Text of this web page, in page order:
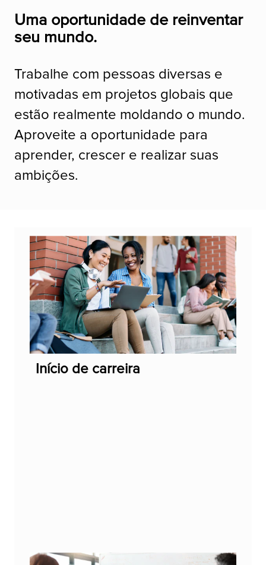
Uma oportunidade de reinventar
seu mundo.
Trabalhe com pessoas diversas e
motivadas em projetos globais que
estão realmente moldando o mundo.
Aproveite a oportunidade para
aprender, crescer e realizar suas
ambições.
Início de carreira